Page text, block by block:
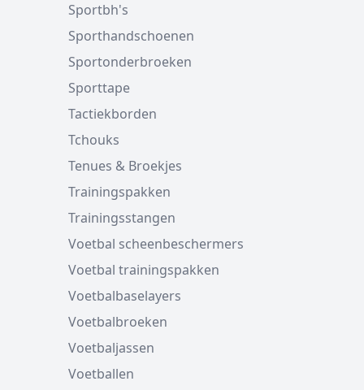
Sportbh's
Sporthandschoenen
Sportonderbroeken
Sporttape
Tactiekborden
Tchouks
Tenues & Broekjes
Trainingspakken
Trainingsstangen
Voetbal scheenbeschermers
Voetbal trainingspakken
Voetbalbaselayers
Voetbalbroeken
Voetbaljassen
Voetballen